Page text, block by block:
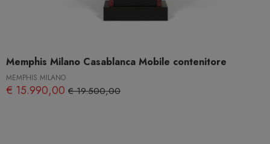
Memphis Milano Casablanca Mobile contenitore
MEMPHIS MILANO
€ 15.990,00 € 19.500,00